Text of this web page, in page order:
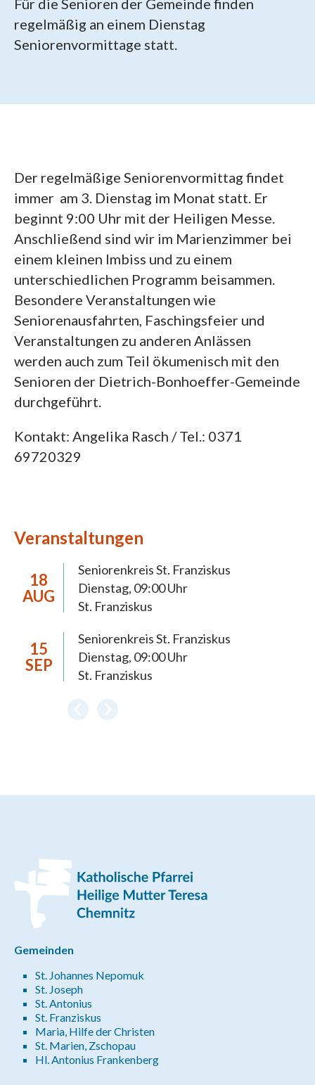
regelmäßig an einem Dienstag
Seniorenvormittage statt.
Der regelmäßige Seniorenvormittag findet
immer am 3. Dienstag im Monat statt. Er
beginnt 9:00 Uhr mit der Heiligen Messe.
Anschließend sind wir im Marienzimmer bei
einem kleinen Imbiss und zu einem
unterschiedlichen Programm beisammen.
Besondere Veranstaltungen wie
Seniorenausfahrten, Faschingsfeier und
Veranstaltungen zu anderen Anlässen
werden auch zum Teil ökumenisch mit den
Senioren der Dietrich-Bonhoeffer-Gemeinde
durchgeführt.
Kontakt: Angelika Rasch / Tel.: 0371
69720329
Veranstaltungen
18
AUG
Seniorenkreis St. Franziskus
Dienstag, 09:00 Uhr
St. Franziskus
15
SEP
Seniorenkreis St. Franziskus
Dienstag, 09:00 Uhr
St. Franziskus
Gemeinden
St. Johannes Nepomuk
St. Joseph
St. Antonius
St. Franziskus
Maria, Hilfe der Christen
St. Marien, Zschopau
Hl. Antonius Frankenberg